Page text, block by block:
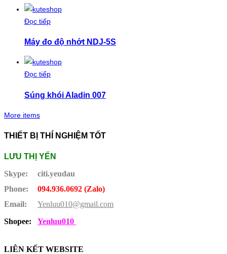
Đọc tiếp
Máy đo độ nhớt NDJ-5S
Đọc tiếp
Súng khói Aladin 007
More items
THIẾT BỊ THÍ NGHIỆM TỐT
LƯU THỊ YẾN
Skype:
citi.yeudau
Phone:
094.936.0692 (Zalo)
Email:
Yenluu010@gmail.com
Shopee:
Yenluu010
LIÊN KẾT WEBSITE